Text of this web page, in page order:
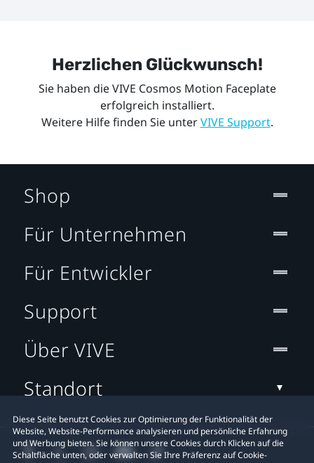
Herzlichen Glückwunsch!
Sie haben die VIVE Cosmos Motion Faceplate
erfolgreich installiert.
Weitere Hilfe finden Sie unterVIVE Support.
Diese Seite benutzt Cookies zur Optimierung der Funktionalität der
Website, Website-Performance analysieren und persönliche Erfahrung
und Werbung bieten. Sie können unsere Cookies durch Klicken auf die
Schaltfläche unten, oder verwalten Sie Ihre Präferenz auf Cookie-
Shop
Für Unternehmen
Für Entwickler
Support
Über VIVE
Standort